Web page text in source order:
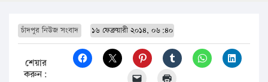
চাঁদপুর নিউজ সংবাদ ১৬ ফেব্রুয়ারী ২০১৪, ০৬:৪০
শেয়ার
করুন: